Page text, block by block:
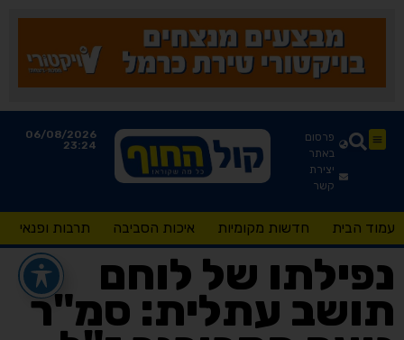
פרסום
באתר
יצירת
קשר
06/08/2026
23:24
עמוד הבית חדשות מקומיות איכות הסביבה תרבות ופנאי
נפילתו של לוחם
תושב עתלית: סמ"ר